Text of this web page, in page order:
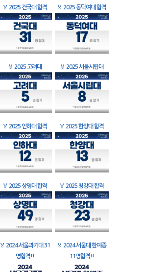
🏅 2025 건국대 합격 🏅 2025 동덕여대 합격
🏅 2025 고려대 🏅 2025 서울시립대
🏅 2025 인하대 합격 🏅 2025 한양대 합격
🏅 2025 상명대 합격 🏅 2025 청강대 합격
🏅 2024 서울과기대 31
명합격!!
🏅 2024 서울대 한예종
11명합격!!